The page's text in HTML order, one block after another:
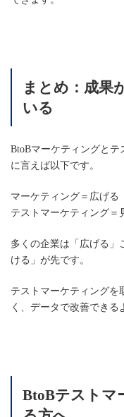
まとめ：成果
いる
BtoBマーケティングと
に言えば以下です。
マーケティング＝広げる
テストマーケティング＝
多くの企業は「広げる」
ける」が先です。
テストマーケティングを
く、データで改善できる
BtoBテストマ